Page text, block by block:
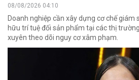
08/08/2026 04:10
Doanh nghiệp cần xây dựng cơ chế giám
hữu trí tuệ đối sản phẩm tại các thị
xuyên theo dõi nguy cơ xâm phạm.